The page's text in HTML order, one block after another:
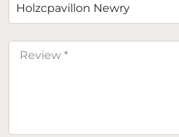
Holzcpavillon Newry